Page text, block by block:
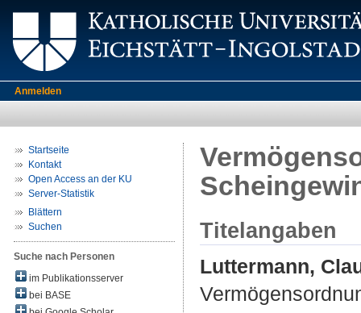
Anmelden
Startseite
Kontakt
Open Access an der KU
Server-Statistik
Blättern
Suchen
Suche nach Personen
im Publikationsserver
bei BASE
Titelangaben
Luttermann,